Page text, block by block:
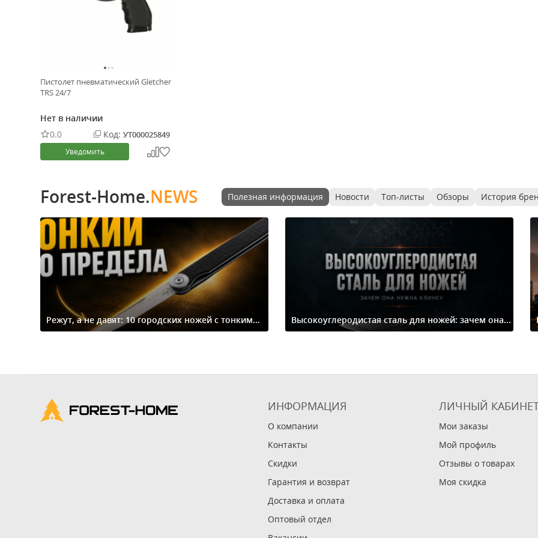
Пистолет пневматический Gletcher
TRS 24/7
Нет в наличии
0.0
Код: УТ000025849
Уведомить
Forest-Home.NEWS Полезная информация Новости Топ-листы Обзоры История
Режут, а не давят: 10 городских ножей с тонким... Высокоуглеродистая сталь для ножей: зачем она...
ИНФОРМАЦИЯ
О компании
Контакты
Скидки
Гарантия и возврат
Доставка и оплата
Оптовый отдел
ЛИЧНЫЙ
Мои заказы
Мой профиль
Отзывы о товарах
Моя скидка